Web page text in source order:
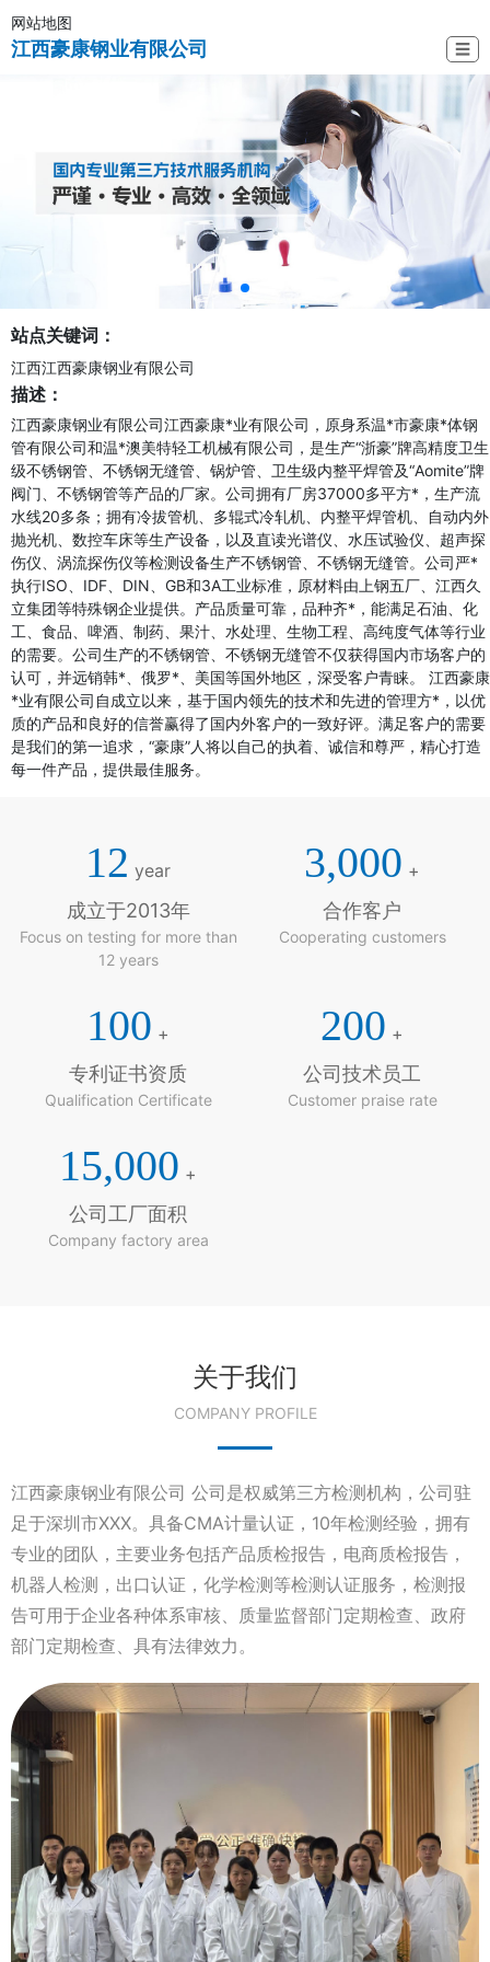
网站地图
江西豪康钢业有限公司 ☰
站点关键词：
江西江西豪康钢业有限公司
描述：
江西豪康钢业有限公司江西豪康*业有限公司，原身系温*市豪康*体钢
管有限公司和温*澳美特轻工机械有限公司，是生产“浙豪”牌高精度卫生
级不锈钢管、不锈钢无缝管、锅炉管、卫生级内整平焊管及“Aomite”牌
阀门、不锈钢管等产品的厂家。公司拥有厂房37000多平方*，生产流
水线20多条；拥有冷拔管机、多辊式冷轧机、内整平焊管机、自动内外
抛光机、数控车床等生产设备，以及直读光谱仪、水压试验仪、超声探
伤仪、涡流探伤仪等检测设备生产不锈钢管、不锈钢无缝管。公司严*
执行ISO、IDF、DIN、GB和3A工业标准，原材料由上钢五厂、江西久
立集团等特殊钢企业提供。产品质量可靠，品种齐*，能满足石油、化
工、食品、啤酒、制药、果汁、水处理、生物工程、高纯度气体等行业
的需要。公司生产的不锈钢管、不锈钢无缝管不仅获得国内市场客户的
认可，并远销韩*、俄罗*、美国等国外地区，深受客户青睐。 江西豪康
*业有限公司自成立以来，基于国内领先的技术和先进的管理方*，以优
质的产品和良好的信誉赢得了国内外客户的一致好评。满足客户的需要
是我们的第一追求，“豪康”人将以自己的执着、诚信和尊严，精心打造
每一件产品，提供最佳服务。
12 year
成立于2013年
Focus on testing for more than
12 years
3,000 +
合作客户
Cooperating customers
100 +
专利证书资质
Qualification Certificate
200 +
公司技术员工
Customer praise rate
15,000 +
公司工厂面积
Company factory area
关于我们
COMPANY PROFILE
江西豪康钢业有限公司 公司是权威第三方检测机构，公司驻
足于深圳市XXX。具备CMA计量认证，10年检测经验，拥有
专业的团队，主要业务包括产品质检报告，电商质检报告，
机器人检测，出口认证，化学检测等检测认证服务，检测报
告可用于企业各种体系审核、质量监督部门定期检查、政府
部门定期检查、具有法律效力。